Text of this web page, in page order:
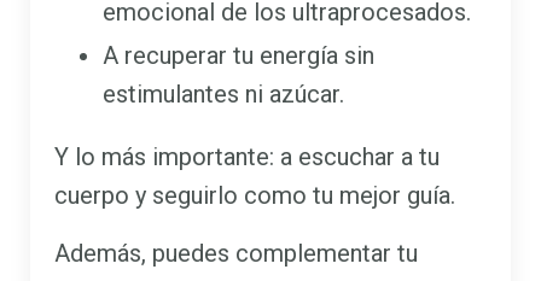
emocional de los ultraprocesados.
A recuperar tu energía sin
estimulantes ni azúcar.
Y lo más importante: a escuchar a tu
cuerpo y seguirlo como tu mejor guía.
Además, puedes complementar tu